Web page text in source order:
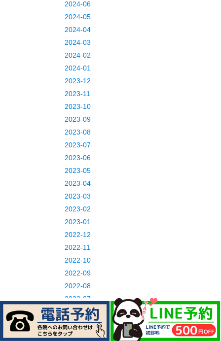
2024-06
2024-05
2024-04
2024-03
2024-02
2024-01
2023-12
2023-11
2023-10
2023-09
2023-08
2023-07
2023-06
2023-05
2023-04
2023-03
2023-02
2023-01
2022-12
2022-11
2022-10
2022-09
2022-08
2022-07
カテゴリー